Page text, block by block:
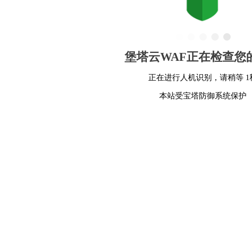
堡塔云WAF正在检查您
正在进行人机识别，请稍等 1
本站受宝塔防御系统保护